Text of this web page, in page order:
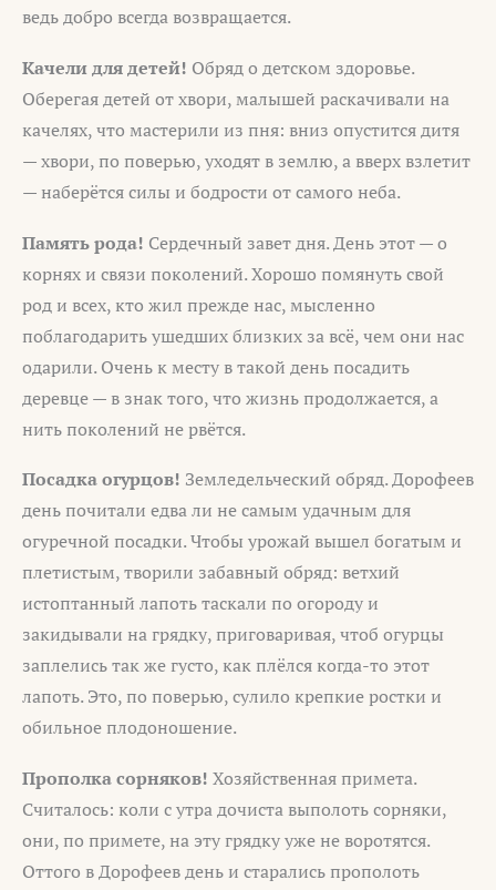
ведь добро всегда возвращается.
Качели для детей! Обряд о детском здоровье.
Оберегая детей от хвори, малышей раскачивали на
качелях, что мастерили из пня: вниз опустится дитя
— хвори, по поверью, уходят в землю, а вверх взлетит
— наберётся силы и бодрости от самого неба.
Память рода! Сердечный завет дня. День этот — о
корнях и связи поколений. Хорошо помянуть свой
род и всех, кто жил прежде нас, мысленно
поблагодарить ушедших близких за всё, чем они нас
одарили. Очень к месту в такой день посадить
деревце — в знак того, что жизнь продолжается, а
нить поколений не рвётся.
Посадка огурцов! Земледельческий обряд. Дорофеев
день почитали едва ли не самым удачным для
огуречной посадки. Чтобы урожай вышел богатым и
плетистым, творили забавный обряд: ветхий
истоптанный лапоть таскали по огороду и
закидывали на грядку, приговаривая, чтоб огурцы
заплелись так же густо, как плёлся когда-то этот
лапоть. Это, по поверью, сулило крепкие ростки и
обильное плодоношение.
Прополка сорняков! Хозяйственная примета.
Считалось: коли с утра дочиста выполоть сорняки,
они, по примете, на эту грядку уже не воротятся.
Оттого в Дорофеев день и старались прополоть